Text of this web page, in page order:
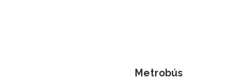
Metrobús